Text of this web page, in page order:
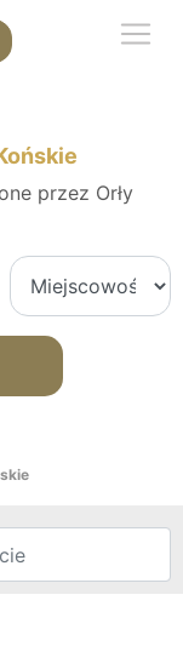
przez Orły